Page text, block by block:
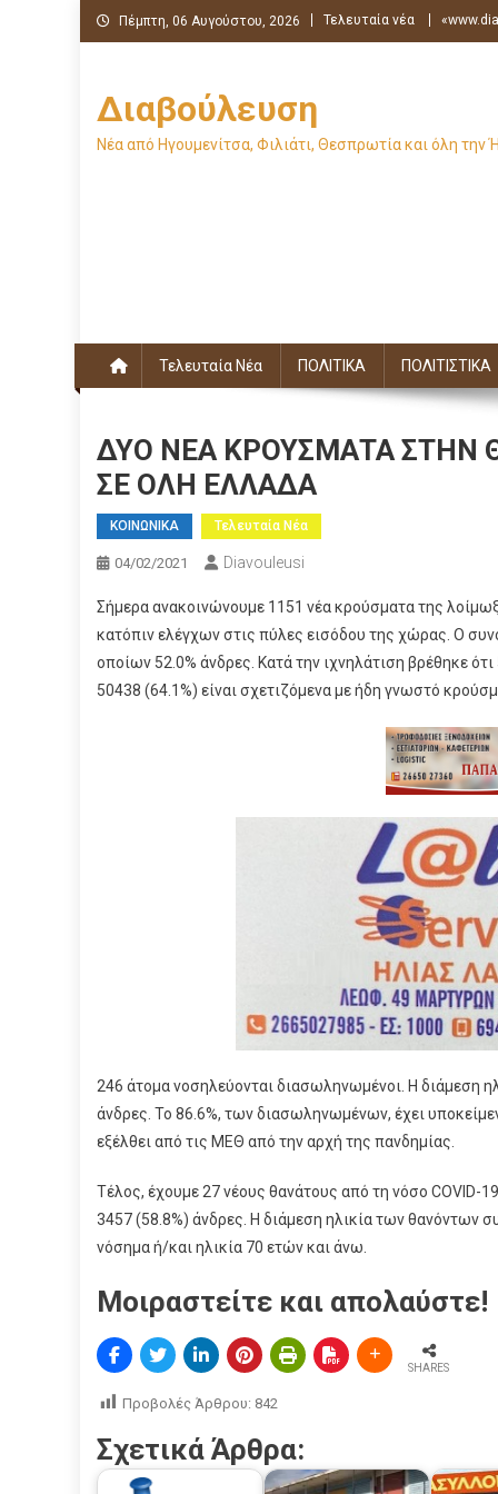
Μεταπηδήστε
στο
Πέμπτη, 06 Αυγούστου, 2026 Τελευταία νέα
Διαβούλευση
Νέα από Ηγουμενίτσα, Φιλιάτι, Θεσπρωτία και όλη την
Τελευταία Νέα ΠΟΛΙΤΙΚΑ ΠΟΛΙΤΙΣΤΙΚΑ
ΔΥΟ ΝΕΑ ΚΡΟΥΣΜΑΤΑ ΣΤΗΝ
ΣΕ ΟΛΗ ΕΛΛΑΔΑ
ΚΟΙΝΩΝΙΚΑ Τελευταία Νέα
04/02/2021 Diavouleusi
Σήμερα ανακοινώνουμε 1151 νέα κρούσματα της
κατόπιν ελέγχων στις πύλες εισόδου της χώρας. Ο
οποίων 52.0% άνδρες. Κατά την ιχνηλάτιση βρέθηκε
50438 (64.1%) είναι σχετιζόμενα με ήδη γνωστό
246 άτομα νοσηλεύονται διασωληνωμένοι. Η διάμεση
άνδρες. To 86.6%, των διασωληνωμένων, έχει
εξέλθει από τις ΜΕΘ από την αρχή της πανδημίας.
Τέλος, έχουμε 27 νέους θανάτους από τη νόσο
3457 (58.8%) άνδρες. Η διάμεση ηλικία των θανόντων
νόσημα ή/και ηλικία 70 ετών και άνω.
Μοιραστείτε και απολαύστε!
SHARES
Προβολές Άρθρου: 842
Σχετικά Άρθρα: